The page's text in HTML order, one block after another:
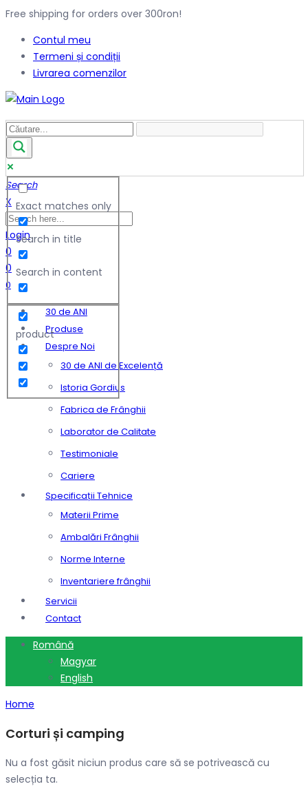
Free shipping for orders over 300ron!
Contul meu
Termeni și condiții
Livrarea comenzilor
Exact matches only
Search in title
Search in content
product
Search
X
Login
0
0
0
30 de ANI
Produse
Despre Noi
30 de ANI de Excelență
Istoria Gordius
Fabrica de Frânghii
Laborator de Calitate
Testimoniale
Cariere
Specificații Tehnice
Materii Prime
Ambalări Frânghii
Norme Interne
Inventariere frânghii
Servicii
Contact
Română
Magyar
English
Home
Corturi și camping
Nu a fost găsit niciun produs care să se potrivească cu
selecția ta.